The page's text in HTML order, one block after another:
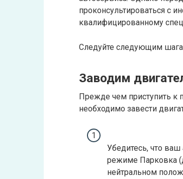
проконсультироваться с
квалифицированному
Следуйте следующим
Заводим
Прежде чем приступить к
необходимо завести
Убедитесь, что ваш
режиме Парковка
нейтральном